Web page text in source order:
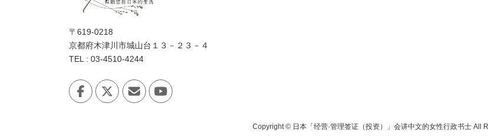
〒619-0218
京都府木津川市城山台１３－２３－４
TEL : 03-4510-4244
Copyright © 日本「经营·管理签证（投资）」会讲中文的女性行政书士 All